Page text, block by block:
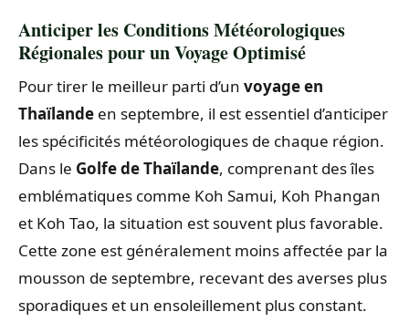
Anticiper les Conditions Météorologiques
Régionales pour un Voyage Optimisé
Pour tirer le meilleur parti d’un voyage en
Thaïlande en septembre, il est essentiel d’anticiper
les spécificités météorologiques de chaque région.
Dans le Golfe de Thaïlande, comprenant des îles
emblématiques comme Koh Samui, Koh Phangan
et Koh Tao, la situation est souvent plus favorable.
Cette zone est généralement moins affectée par la
mousson de septembre, recevant des averses plus
sporadiques et un ensoleillement plus constant.